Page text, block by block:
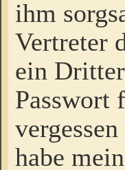
ihm
Vertreter
ein
Passwort
habe